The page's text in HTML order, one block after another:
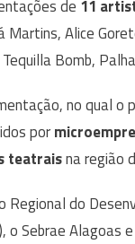
de 11
Alice
Bomb,
no qual o
por
teatraisna região
do
o Sebrae